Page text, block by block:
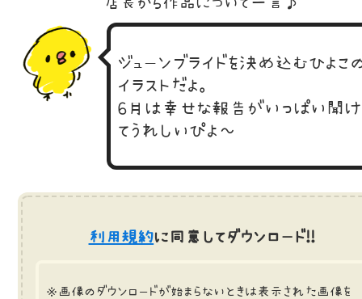
ジューンブライドを決め込むひよこ
イラストだよ。
6月は幸せな報告がいっぱい聞け
てうれしいぴよ～
利用規約に同意してダウンロード!!
※画像のダウンロードが始まらないときは表示された画像を